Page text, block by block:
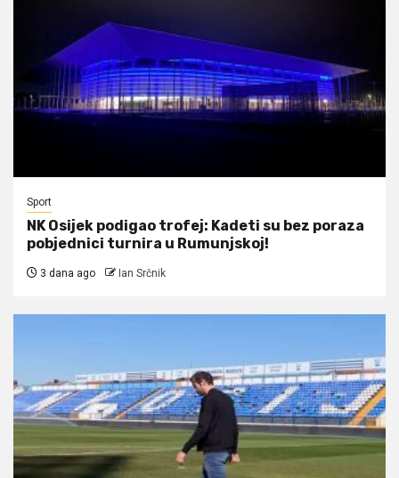
Sport
NK Osijek podigao trofej: Kadeti su bez poraza
pobjednici turnira u Rumunjskoj!
3 dana ago Ian Srčnik